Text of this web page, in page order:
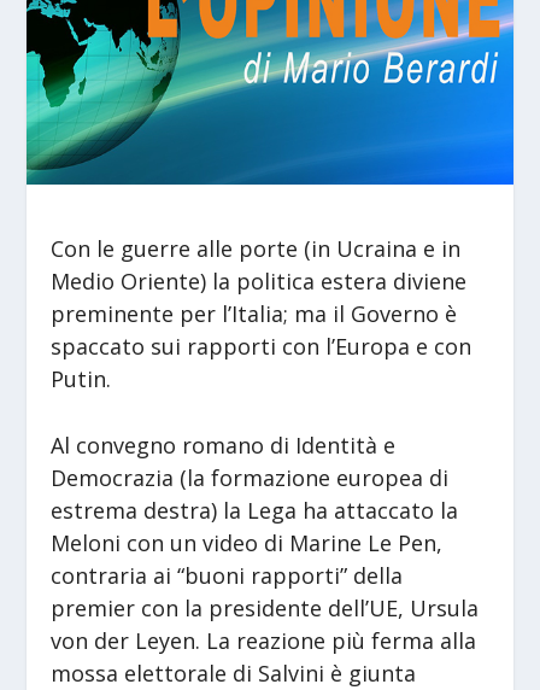
Con le guerre alle porte (in Ucraina e in
Medio Oriente) la politica estera diviene
preminente per l’Italia; ma il Governo è
spaccato sui rapporti con l’Europa e con
Putin.
Al convegno romano di Identità e
Democrazia (la formazione europea di
estrema destra) la Lega ha attaccato la
Meloni con un video di Marine Le Pen,
contraria ai “buoni rapporti” della
premier con la presidente dell’UE, Ursula
von der Leyen. La reazione più ferma alla
mossa elettorale di Salvini è giunta